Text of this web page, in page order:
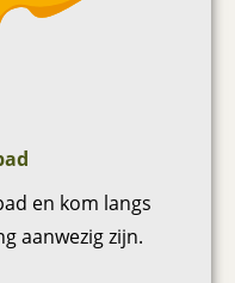
en kom langs
aanwezig zijn.